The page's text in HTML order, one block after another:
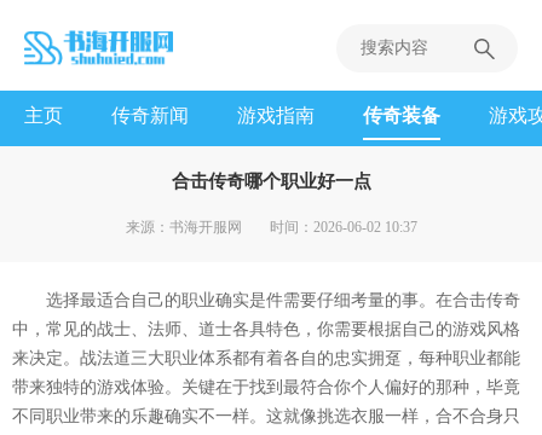
主页 传奇新闻 游戏指南 传奇装备 游戏
合击传奇哪个职业好一点
来源：书海开服网 时间：2026-06-02 10:37
选择最适合自己的职业确实是件需要仔细考量的事。在合击传奇
中，常见的战士、法师、道士各具特色，你需要根据自己的游戏风格
来决定。战法道三大职业体系都有着各自的忠实拥趸，每种职业都能
带来独特的游戏体验。关键在于找到最符合你个人偏好的那种，毕竟
不同职业带来的乐趣确实不一样。这就像挑选衣服一样，合不合身只